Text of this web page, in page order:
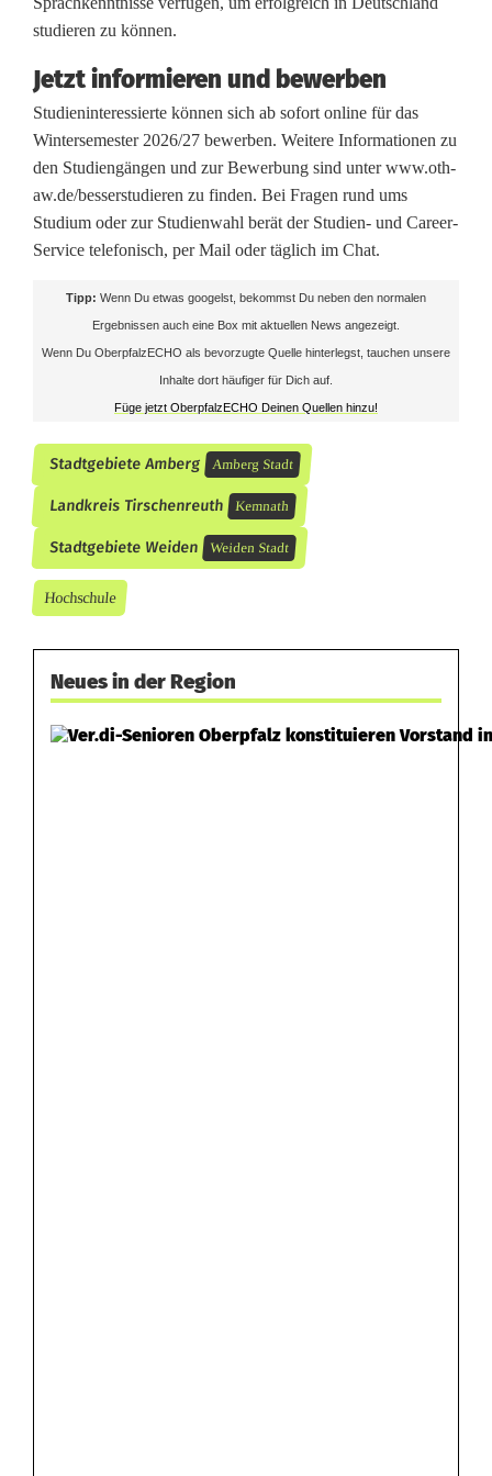
studieren zu können.
Jetzt informieren und bewerben
Studieninteressierte können sich ab sofort online für das
Wintersemester 2026/27 bewerben. Weitere Informationen zu
den Studiengängen und zur Bewerbung sind unter www.oth-
aw.de/besserstudieren zu finden. Bei Fragen rund ums
Studium oder zur Studienwahl berät der Studien- und Career-
Service telefonisch, per Mail oder täglich im Chat.
Tipp: Wenn Du etwas googelst, bekommst Du neben den normalen
Ergebnissen auch eine Box mit aktuellen News angezeigt.
Wenn Du OberpfalzECHO als bevorzugte Quelle hinterlegst, tauchen unsere
Inhalte dort häufiger für Dich auf.
Füge jetzt OberpfalzECHO Deinen Quellen hinzu!
Stadtgebiete Amberg Amberg Stadt
Landkreis Tirschenreuth Kemnath
Stadtgebiete Weiden Weiden Stadt
Hochschule
Neues in der Region